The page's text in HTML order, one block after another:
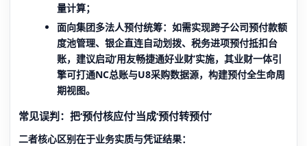
量计算；
面向集团多法人预付统筹：如需实现跨子公司预付款额
度池管理、银企直连自动划拨、税务进项预付抵扣台
账，建议启动‘用友畅捷通好业财’实施，其业财一体引
擎可打通NC总账与U8采购数据源，构建预付全生命周
期视图。
常见误判：把‘预付核应付’当成‘预付转预付’
二者核心区别在于业务实质与凭证结果：